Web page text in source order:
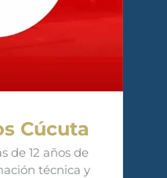
Cúcuta
de 12 años de
técnica y